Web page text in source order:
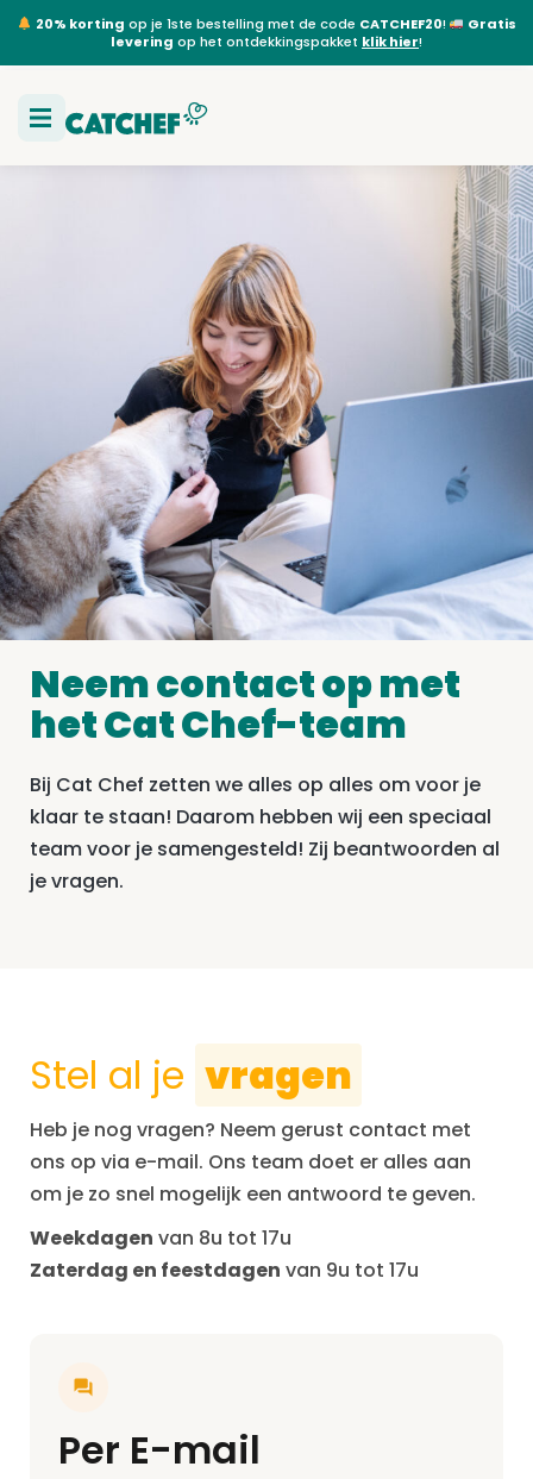
20% korting op je 1ste bestelling met de code CATCHEF20!
Gratis
levering op het ontdekkingspakket klik hier!
Neem contact op met
het Cat Chef-team
Bij Cat Chef zetten we alles op alles om voor je
klaar te staan! Daarom hebben wij een speciaal
team voor je samengesteld! Zij beantwoorden al
je vragen.
Stel al je vragen
Heb je nog vragen? Neem gerust contact met
ons op via e-mail. Ons team doet er alles aan
om je zo snel mogelijk een antwoord te geven.
Weekdagen van 8u tot 17u
Zaterdag en feestdagen van 9u tot 17u
Per E-mail